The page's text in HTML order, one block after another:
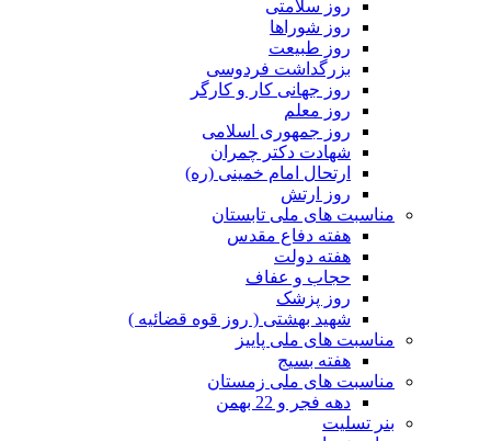
روز سلامتی
روز شوراها
روز طبیعت
بزرگداشت فردوسی
روز جهانی کار و کارگر
روز معلم
روز جمهوری اسلامی
شهادت دکتر چمران
ارتحال امام خمینی (ره)
روز ارتش
مناسبت های ملی تابستان
هفته دفاع مقدس
هفته دولت
حجاب و عفاف
روز پزشک
شهید بهشتی ( روز قوه قضائیه )
مناسبت های ملی پاییز
هفته بسیج
مناسبت های ملی زمستان
دهه فجر و 22 بهمن
بنر تسلیت